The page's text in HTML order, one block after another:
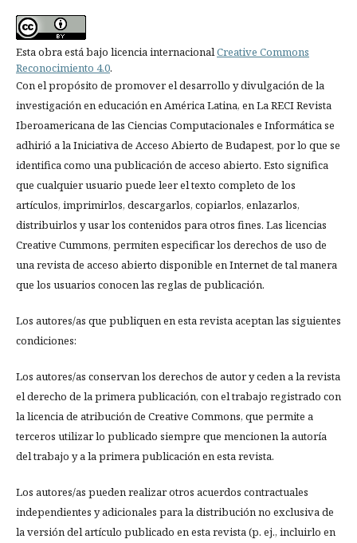
Esta obra está bajo licencia internacionalCreative Commons
Reconocimiento 4.0.
Con el propósito de promover el desarrollo y divulgación de la
investigación en educación en América Latina, en La RECI Revista
Iberoamericana de las Ciencias Computacionales e Informática se
adhirió a la Iniciativa de Acceso Abierto de Budapest, por lo que se
identifica como una publicación de acceso abierto. Esto significa
que cualquier usuario puede leer el texto completo de los
artículos, imprimirlos, descargarlos, copiarlos, enlazarlos,
distribuirlos y usar los contenidos para otros fines. Las licencias
Creative Cummons, permiten especificar los derechos de uso de
una revista de acceso abierto disponible en Internet de tal manera
que los usuarios conocen las reglas de publicación.
Los autores/as que publiquen en esta revista aceptan las siguientes
condiciones:
Los autores/as conservan los derechos de autor y ceden a la revista
el derecho de la primera publicación, con el trabajo registrado con
la licencia de atribución de Creative Commons, que permite a
terceros utilizar lo publicado siempre que mencionen la autoría
del trabajo y a la primera publicación en esta revista.
Los autores/as pueden realizar otros acuerdos contractuales
independientes y adicionales para la distribución no exclusiva de
la versión del artículo publicado en esta revista (p. ej., incluirlo en